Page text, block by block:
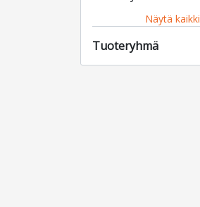
Näytä kaikki
Tuoteryhmä